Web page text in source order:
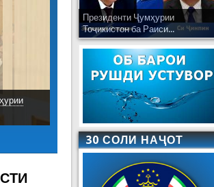
Президенти Ҷумҳурии
Тоҷикистон ба Раиси...
30 СОЛИ НАҶОТ